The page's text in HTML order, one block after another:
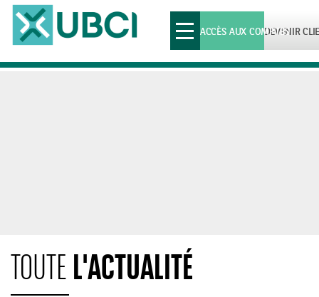
Toggle
navigationDEVENIR
ACCÈS AUX COMPTES
TOUTEL'ACTUALITÉ